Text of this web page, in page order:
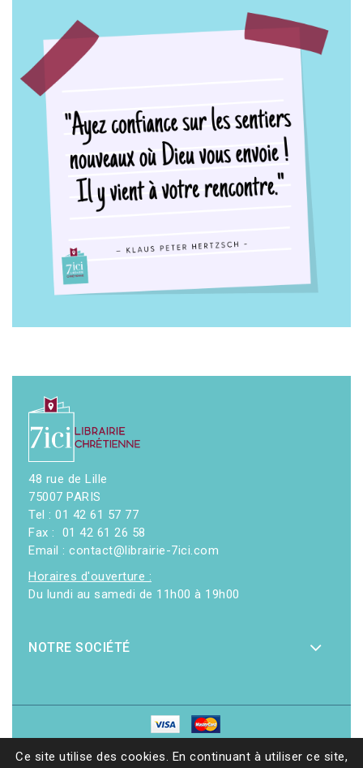
48 rue de Lille
75007 PARIS
Tel : 01 42 61 57 77
Fax : 01 42 61 26 58
Email : contact@librairie-7ici.com
Horaires d'ouverture :
Du lundi au samedi de 11h00 à 19h00
NOTRE SOCIÉTÉ
Ce site utilise des cookies. En continuant à utiliser ce site,
© 2026 - Librairie 7ici| Site web réalisé par Ethicweb